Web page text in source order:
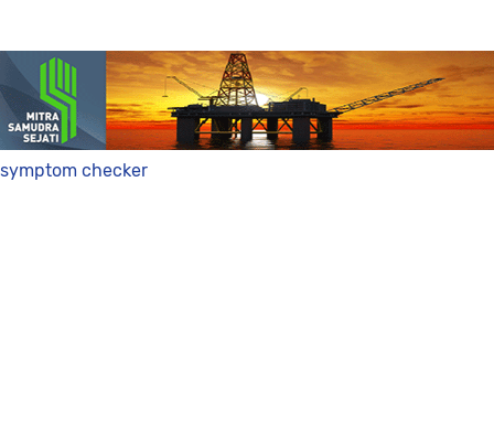
symptom checker